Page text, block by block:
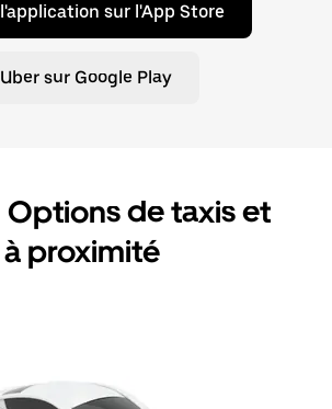
sur l'App Store
sur Google Play
Options de taxis et
proximité